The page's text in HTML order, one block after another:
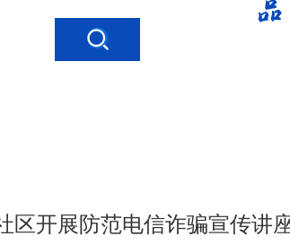
区开展防范电信诈骗宣传讲